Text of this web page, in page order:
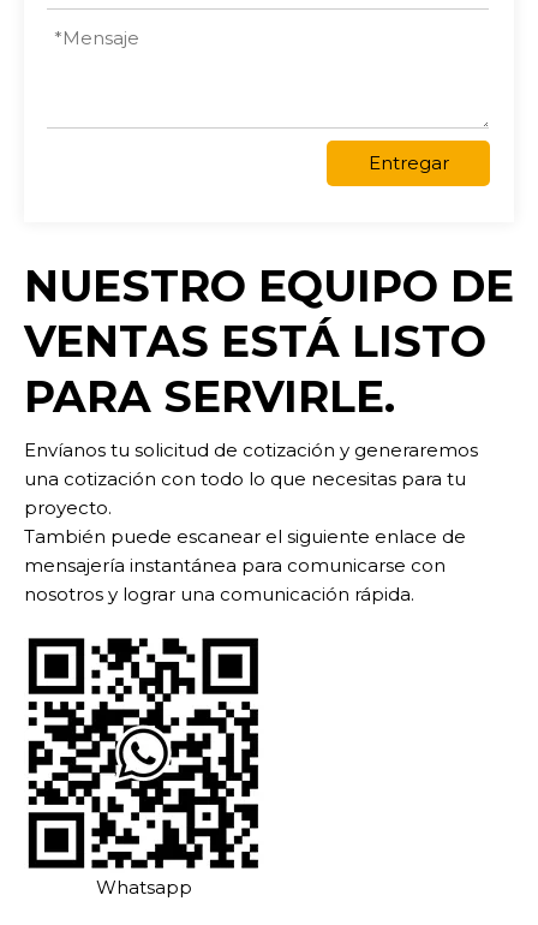
Entregar
NUESTRO EQUIPO DE
VENTAS ESTÁ LISTO
PARA SERVIRLE.
Envíanos tu solicitud de cotización y generaremos
una cotización con todo lo que necesitas para tu
proyecto.
También puede escanear el siguiente enlace de
mensajería instantánea para comunicarse con
nosotros y lograr una comunicación rápida.
Whatsapp